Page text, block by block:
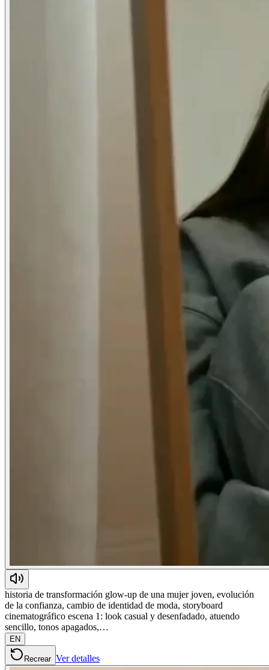
historia de transformación glow-up de una mujer joven, evolución
de la confianza, cambio de identidad de moda, storyboard
cinematográfico escena 1: look casual y desenfadado, atuendo
sencillo, tonos apagados,…
EN
Recrear Ver detalles